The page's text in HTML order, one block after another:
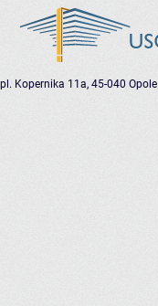
pl. Kopernika 11a, 45-040 Opole